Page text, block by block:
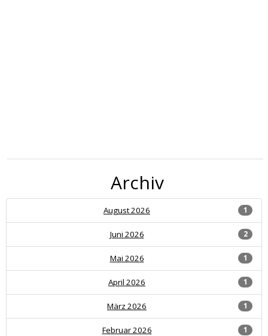
Archiv
1
August 2026
2
Juni 2026
1
Mai 2026
1
April 2026
1
März 2026
1
Februar 2026